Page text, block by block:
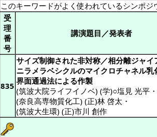
このキーワードがよく使われているシンポ
受
理
番
号
講演題目／発表者
835
サイズ制御された非対称／相分離ジャイ
ニラメラベシクルのマイクロチャネル乳
界面通過法による作製
(筑波大院ライフイノベ) (学)○塩見 光平 ・
(奈良高専物質化工) (正)林 啓太 ・
(筑波大生環) (正)市川 創作